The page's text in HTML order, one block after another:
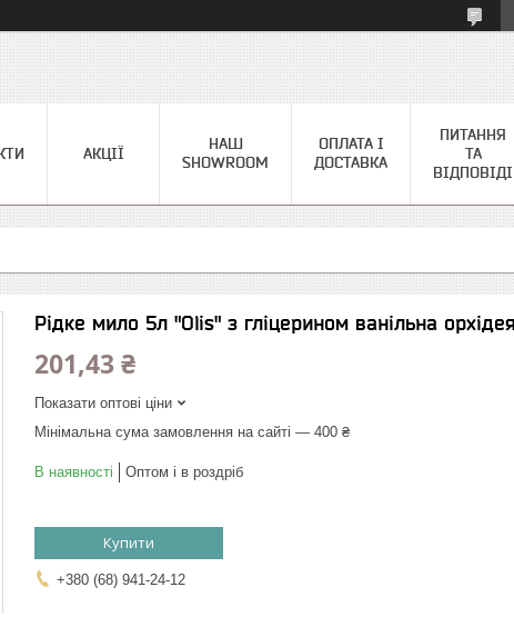
АКЦІЇ
НАШ
SHOWROOM
ОПЛАТА І
ДОСТАВКА
ПИТАННЯ
ТА
ВІДПОВІДІ
Рідке мило 5л "Olis" з гліцерином ванільна орхідея
201,43 ₴
Показати оптові ціни
Мінімальна сума замовлення на сайті — 400 ₴
В наявності Оптом і в роздріб
Купити
+380 (68) 941-24-12